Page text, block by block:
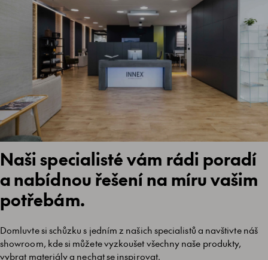
Naši specialisté vám rádi poradí
a nabídnou řešení na míru vašim
potřebám.
Domluvte si schůzku s jedním z našich specialistů a navštivte náš
showroom, kde si můžete vyzkoušet všechny naše produkty,
vybrat materiály a nechat se inspirovat.